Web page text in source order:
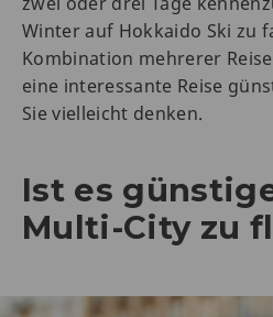
Winter auf Hokkaido Ski zu
Kombination mehrerer
eine interessante Reise
Sie vielleicht denken.
Ist es
Multi-City zu